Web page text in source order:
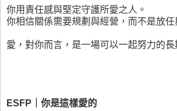
你用責任感與堅定守護所愛之人。
你相信關係需要規劃與經營，而不是放任
愛，對你而言，是一場可以一起努力的長
ESFP｜你是這樣愛的